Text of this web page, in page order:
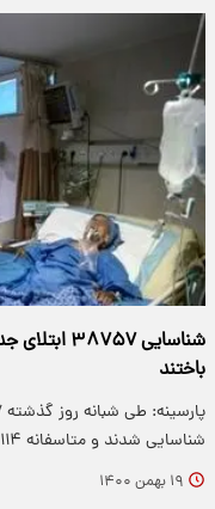
باختند
شناسایی شدند و متاسفانه ۱۱۴ بیمار نیز جان خود را از…
۱۹ بهمن ۱۴۰۰